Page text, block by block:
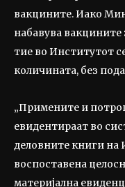
вакцините. Иако
набавува вакцините
тие во Институтот
количината, без
„Примените и
евидентираат во
деловните книги на
воспоставена
материјална